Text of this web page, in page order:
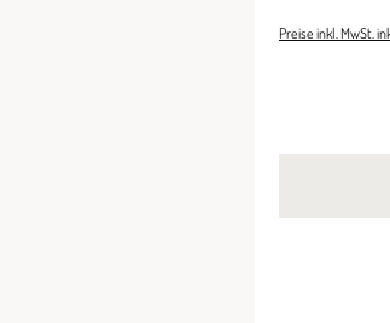
Preise inkl. MwSt.